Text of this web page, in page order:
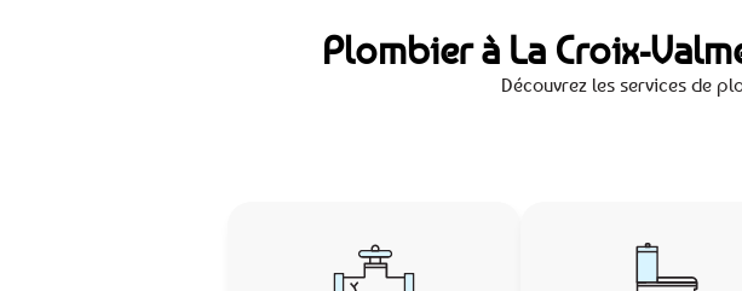
Plombier à La Croix-
Découvrez les services de